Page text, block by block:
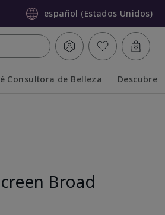
español (Estados Unidos)
Consultora de Belleza Descubre
Broad